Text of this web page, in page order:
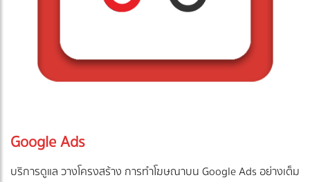
Google Ads
บริการดูแล วางโครงสร้าง การทำโฆษณาบน Google Ads อย่างเต็ม